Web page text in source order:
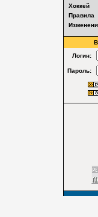
Хоккей
Правила
Логин:
Пароль: